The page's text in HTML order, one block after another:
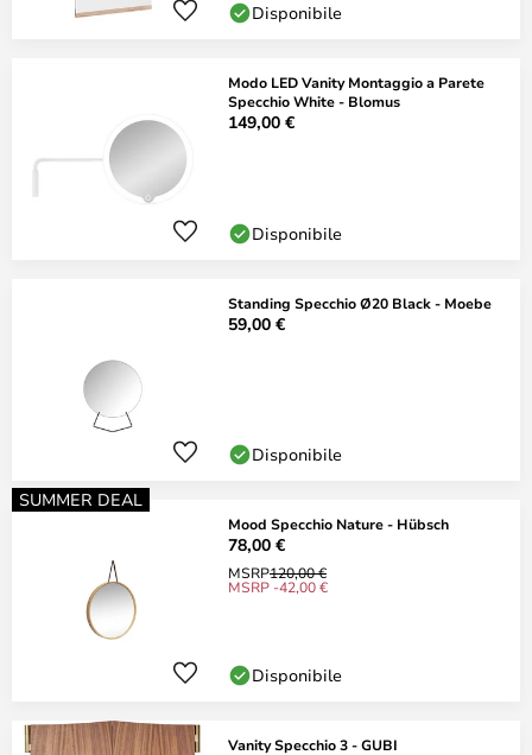
Disponibile
Modo LED Vanity Montaggio a Parete
Specchio White - Blomus
149,00 €
Disponibile
Standing Specchio Ø20 Black - Moebe
59,00 €
Disponibile
SUMMER DEAL
Mood Specchio Nature - Hübsch
78,00 €
MSRP120,00 €
MSRP -42,00 €
Disponibile
Vanity Specchio 3 - GUBI